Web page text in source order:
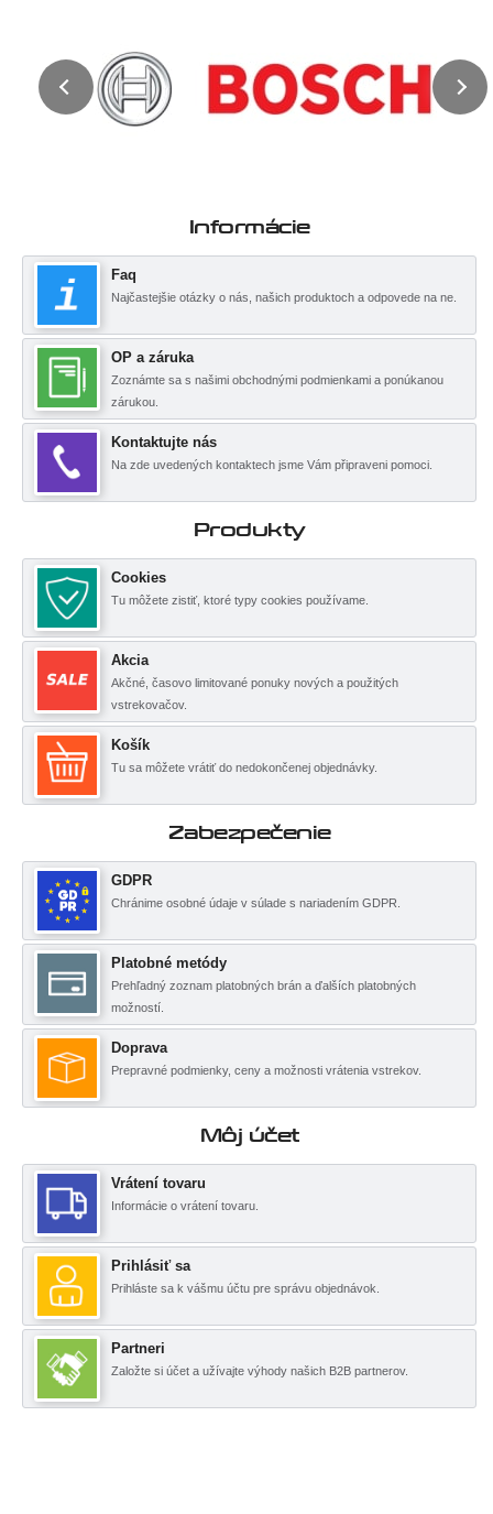
Informácie
Faq
Najčastejšie otázky o nás, našich produktoch a odpovede na ne.
OP a záruka
Zoznámte sa s našimi obchodnými podmienkami a ponúkanou
zárukou.
Kontaktujte nás
Na zde uvedených kontaktech jsme Vám připraveni pomoci.
Produkty
Cookies
Tu môžete zistiť, ktoré typy cookies používame.
Akcia
Akčné, časovo limitované ponuky nových a použitých
vstrekovačov.
Košík
Tu sa môžete vrátiť do nedokončenej objednávky.
Zabezpečenie
GDPR
Chránime osobné údaje v súlade s nariadením GDPR.
Platobné metódy
Prehľadný zoznam platobných brán a ďalších platobných
možností.
Doprava
Prepravné podmienky, ceny a možnosti vrátenia vstrekov.
Môj účet
Vrátení tovaru
Informácie o vrátení tovaru.
Prihlásiť sa
Prihláste sa k vášmu účtu pre správu objednávok.
Partneri
Založte si účet a užívajte výhody našich B2B partnerov.